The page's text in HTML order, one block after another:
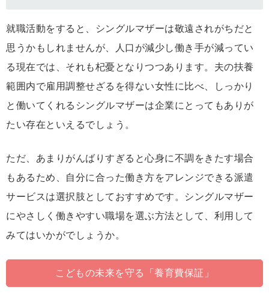
就職活動をすると、シングルマザーは敬遠されがちだと
思うかもしれませんが、人口が減少し働き手が減ってい
る現在では、それも杞憂となりつつあります。夫の扶養
範囲内で雇用調整せざるを得ない女性に比べ、しっかり
と働いてくれるシングルマザーは企業にとってもありが
たい存在といえるでしょう。
ただ、あまりがんばりすぎると心身に不調をきたす場合
もあるため、自分に合った働き方をアレンジできる派遣
サービスは選択肢としておすすめです。シングルマザー
にやさしく働きやすい職場を選ぶ方法として、利用して
みてはいかがでしょうか。
こどもの未来を守る「養育費保証」